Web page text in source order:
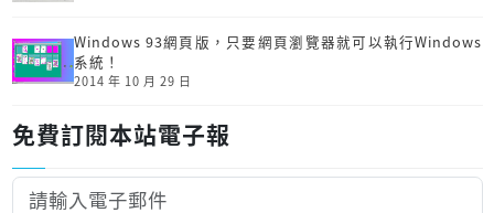
Windows 93網頁版，只要網頁瀏覽器就可以執行Windows
系統！
2014 年 10 月 29 日
免費訂閱本站電子報